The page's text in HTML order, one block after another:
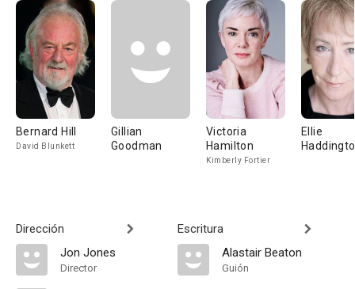
Bernard Hill
David Blunkett
Gillian
Goodman
Victoria
Hamilton
Kimberly Fortier
Ellie
Dirección
Jon Jones
Director
Escritura
Alastair Beaton
Guión